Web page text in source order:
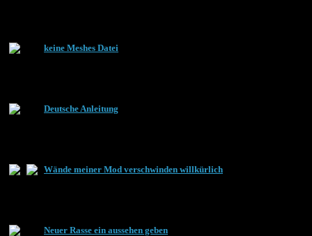
keine Meshes Datei
Deutsche Anleitung
Wände meiner Mod verschwinden willkürlich
Neuer Rasse ein aussehen geben